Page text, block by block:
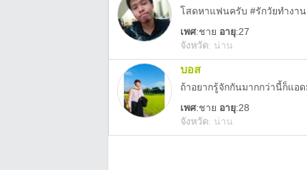
โสดหาแฟนครับ #รักวัยทำงาน
เพศ:ชาย อายุ:27
จังหวัด: น่าน
บอส
ถ้าอยากรู้จักกันมากกว่านี้ก็แอ
เพศ:ชาย อายุ:28
จังหวัด: น่าน